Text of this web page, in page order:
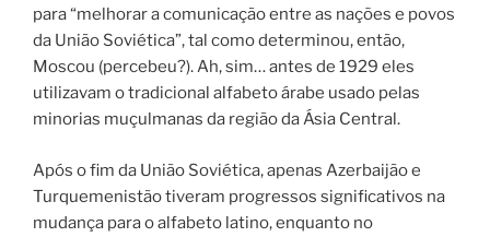
para “melhorar a comunicação entre as nações e povos
da União Soviética”, tal como determinou, então,
Moscou (percebeu?). Ah, sim… antes de 1929 eles
utilizavam o tradicional alfabeto árabe usado pelas
minorias muçulmanas da região da Ásia Central.
Após o fim da União Soviética, apenas Azerbaijão e
Turquemenistão tiveram progressos significativos na
mudança para o alfabeto latino, enquanto no